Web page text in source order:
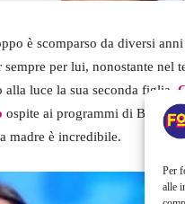
Per
alle
è scomparso da diversi
sempre per lui, nonostante nel
luce la sua seconda figlia,
ospite ai programmi di Barbara
madre è incredibile.